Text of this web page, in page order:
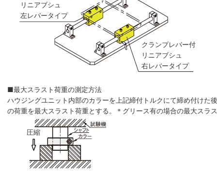
リニアブシュ
左レバータイプ
クランプレバー付
リニアブシュ
右レバータイプ
圧縮
■最大スラスト荷重の測定方法
ハウジングユニット内部のカラーを上記締付トルクにて締め付けた
の荷重を最大スラスト荷重とする。＊グリース有の場合の最大スラ